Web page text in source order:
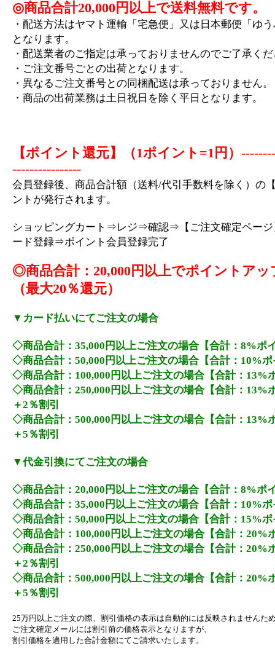
◎商品合計20,000円以上で送料無料です。
・配送方法はヤマト運輸「宅急便」又は日本郵便「ゆ
となります。
・配送業者のご指定は承っておりませんのでご了承く
・ご注文番号ごとの出荷となります。
・異なるご注文番号との同梱配送は承っておりません。
・商品の出荷業務は土日祝日を除く平日となります。
【ポイント還元】（1ポイント=1円）
----------------
会員登録後、商品合計額（送料/代引手数料を除く）の
ントが発行されます。
ショッピングカート⇒レジ⇒確認⇒【ご注文確定ページ
ード登録⇒ポイント会員登録完了
◎商品合計：20,000円以上でポイントアッ
（最大20％還元）
▼カード払いにてご注文の場合
◇商品合計：35,000円以上ご注文の場合【合計：8%ポ
◇商品合計：50,000円以上ご注文の場合【合計：10%
◇商品合計：100,000円以上ご注文の場合【合計：13%
◇商品合計：250,000円以上ご注文の場合【合計：13%
＋2％割引
◇商品合計：500,000円以上ご注文の場合【合計：13%
＋5％割引
▼代金引換にてご注文の場合
◇商品合計：20,000円以上ご注文の場合【合計：8%ポ
◇商品合計：35,000円以上ご注文の場合【合計：10%
◇商品合計：50,000円以上ご注文の場合【合計：15%
◇商品合計：100,000円以上ご注文の場合【合計：20%
◇商品合計：250,000円以上ご注文の場合【合計：20%
＋2％割引
◇商品合計：500,000円以上ご注文の場合【合計：20%
＋5％割引
25万円以上ご注文の際、割引価格の表示は自動的には反映されませんた
ご注文確定メールには割引前の価格表示となりますが、
割引価格を適用した合計金額にてご請求いたします。